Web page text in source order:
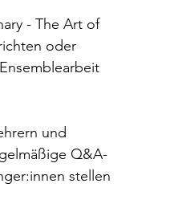
- The Art of
oder
und
Q&A-
stellen